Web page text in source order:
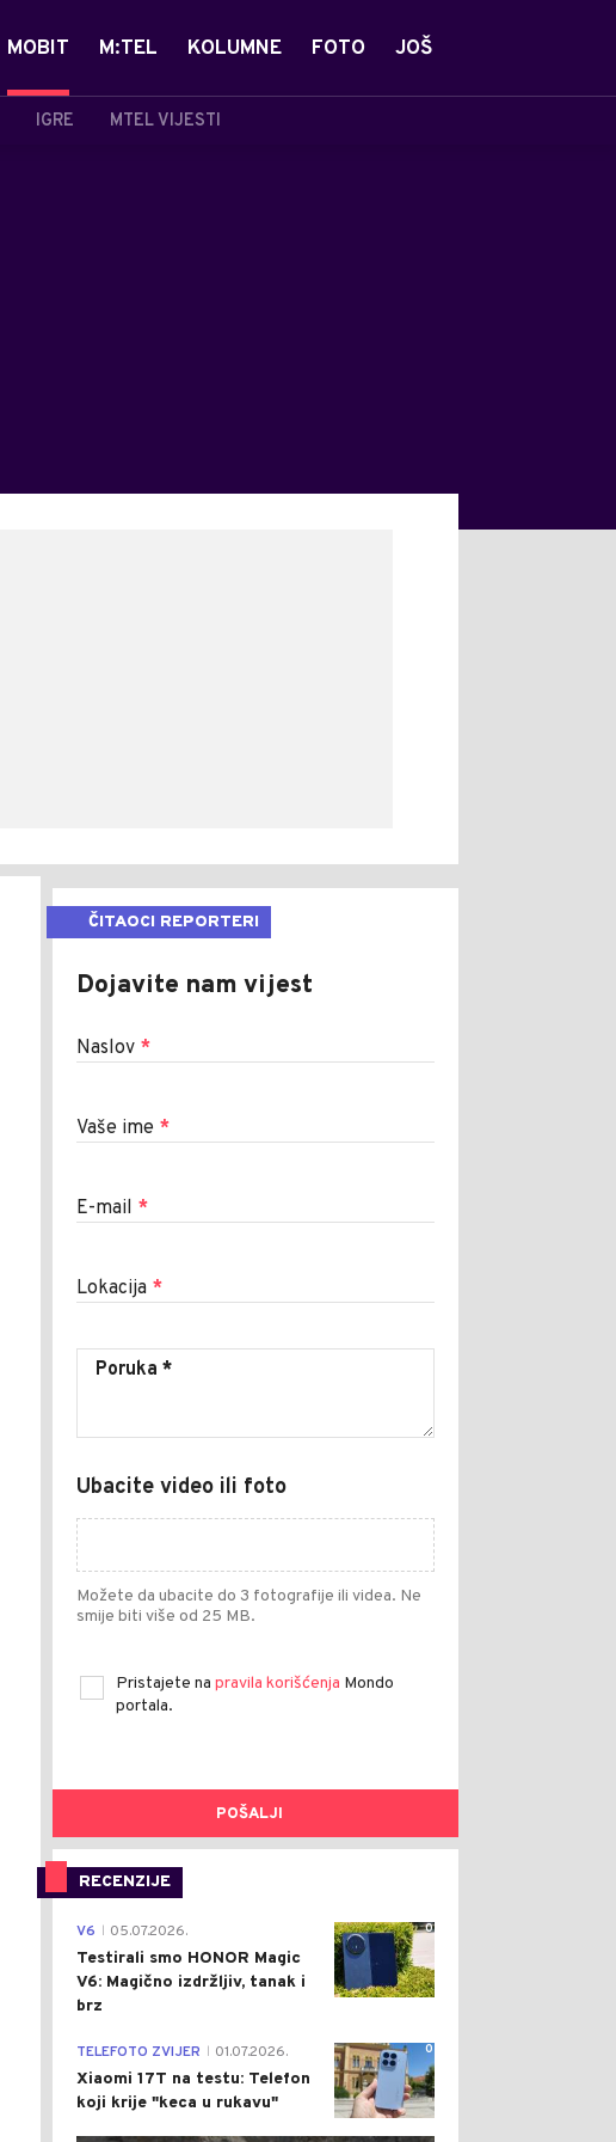
MOBIT
IGRE MTEL VIJESTI
M:TEL KOLUMNE FOTO JOŠ
ČITAOCI REPORTERI
Dojavite nam vijest
Naslov *
Vaše ime *
E-mail *
Lokacija *
Ubacite video ili foto
Možete da ubacite do 3 fotografije ili videa. Ne
smije biti više od 25 MB.
Pristajete na pravila korišćenja Mondo
portala.
POŠALJI
RECENZIJE
0
V6 05.07.2026.
Testirali smo HONOR Magic
V6: Magično izdržljiv, tanak i
brz
0
TELEFOTO ZVIJER 01.07.2026.
Xiaomi 17T na testu: Telefon
koji krije "keca u rukavu"